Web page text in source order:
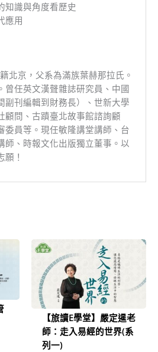
知識與角度看歷史
應用
北京，父系為滿族葉赫那拉氏。
曾任英文漢聲雜誌研究員、中國
副刊編輯到財務長）、世新大學
顧問、古蹟臺北故事館諮詢顧
委員等。現任敏隆講堂講師、台
師、時報文化出版獨立董事。以
！
。
【旅讀E學堂】嚴定暹老
師：走入易經的世界(系
列一)
始
價
格：
NT$4,500。
前
價
格：
NT$2,999。